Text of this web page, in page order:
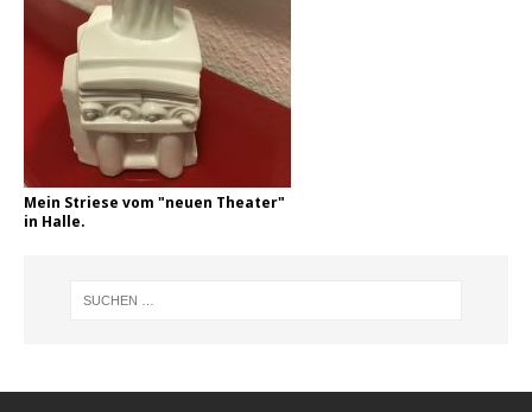
Mein Striese vom "neuen Theater"
in Halle.